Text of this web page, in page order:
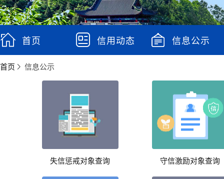
首页 信用动态 信息公示
首页 信息公示
失信惩戒对象查询 守信激励对象查询